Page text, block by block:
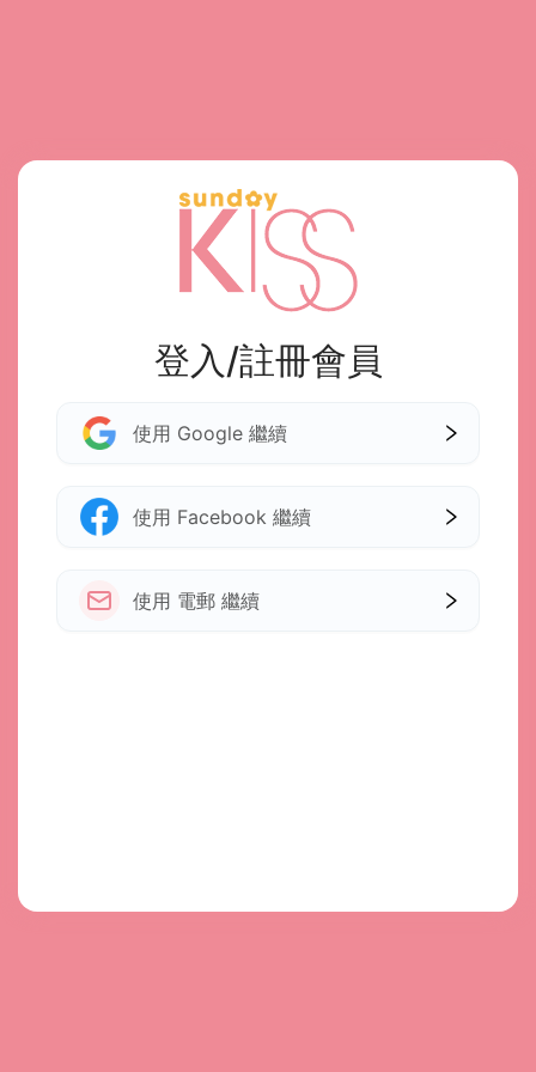
登入/註冊會員
使用 Google 繼續
使用 Facebook 繼續
使用 電郵 繼續